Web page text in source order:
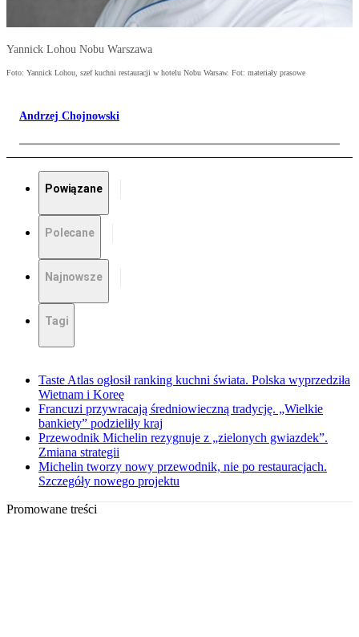
Yannick Lohou Nobu Warszawa
Foto: Yannick Lohou, szef kuchni restauracji w hotelu Nobu Warsaw. Fot: materiały prasowe
Andrzej Chojnowski
Powiązane
Polecane
Najnowsze
Tagi
Taste Atlas ogłosił ranking kuchni świata. Polska wyprzedziła
Wietnam i Koreę
Francuzi przywracają średniowieczną tradycję. „Wielkie
bankiety” podzieliły kraj
Przewodnik Michelin rezygnuje z „zielonych gwiazdek”.
Zmiana strategii
Michelin tworzy nowy przewodnik, nie po restauracjach.
Szczegóły nowego projektu
Promowane treści